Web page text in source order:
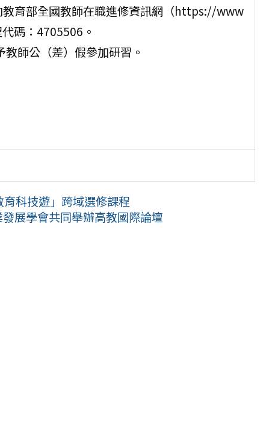
育部全國教師在職進修資訊網（https://www
碼：4705506。
師公（差）假參加研習。
科技遊」跨域選修課程
展學會共同舉辦高教國際論壇